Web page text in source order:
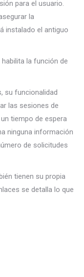
para el usuario.
la
instalado el antiguo
la función de
su funcionalidad
las sesiones de
tiempo de espera
ninguna información
de solicitudes
tienen su propia
se detalla lo que